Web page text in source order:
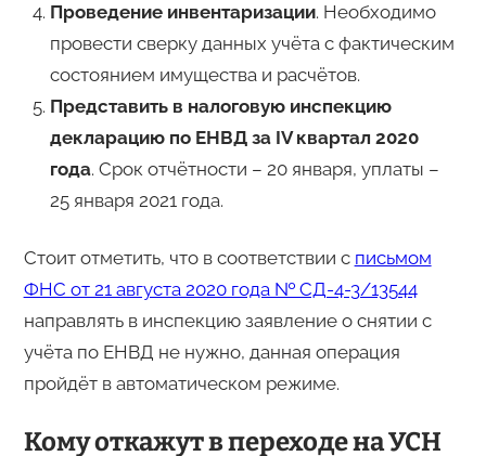
Проведение инвентаризации. Необходимо
провести сверку данных учёта с фактическим
состоянием имущества и расчётов.
Представить в налоговую инспекцию
декларацию по ЕНВД за IVквартал 2020
года. Срок отчётности – 20 января, уплаты –
25 января 2021 года.
Стоит отметить, что в соответствии с письмом
ФНС от 21 августа 2020 года № СД-4-3/13544
направлять в инспекцию заявление о снятии с
учёта по ЕНВД не нужно, данная операция
пройдёт в автоматическом режиме.
Кому откажут в переходе на УСН